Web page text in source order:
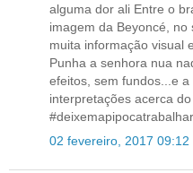
alguma dor ali Entre o
imagem da Beyoncé,
muita informação visual
Punha a senhora nua
efeitos, sem fundos...e
interpretações acerca do
#deixemapipocatrabalhar
02 fevereiro, 2017 09:12